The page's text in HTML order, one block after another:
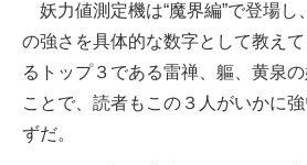
妖力値測定機は“魔界編”で登場し
の強さを具体的な数字として教え
るトップ３である雷禅、軀、黄泉
ことで、読者もこの３人がいかに
ずだ。